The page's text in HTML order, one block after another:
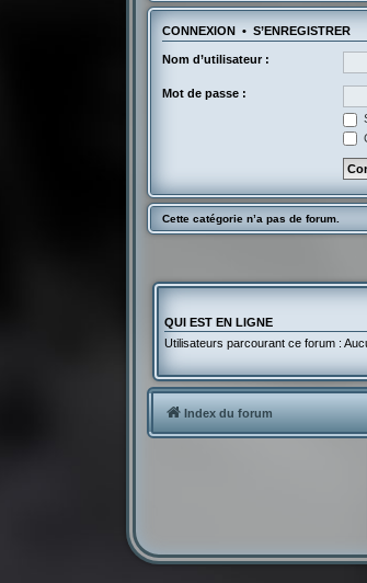
CONNEXION •S’ENREGISTRER
Nom d’utilisateur :
Mot de passe :
Cette catégorie n’a pas de forum.
QUI EST EN LIGNE
Utilisateurs parcourant ce forum :
Index du forum